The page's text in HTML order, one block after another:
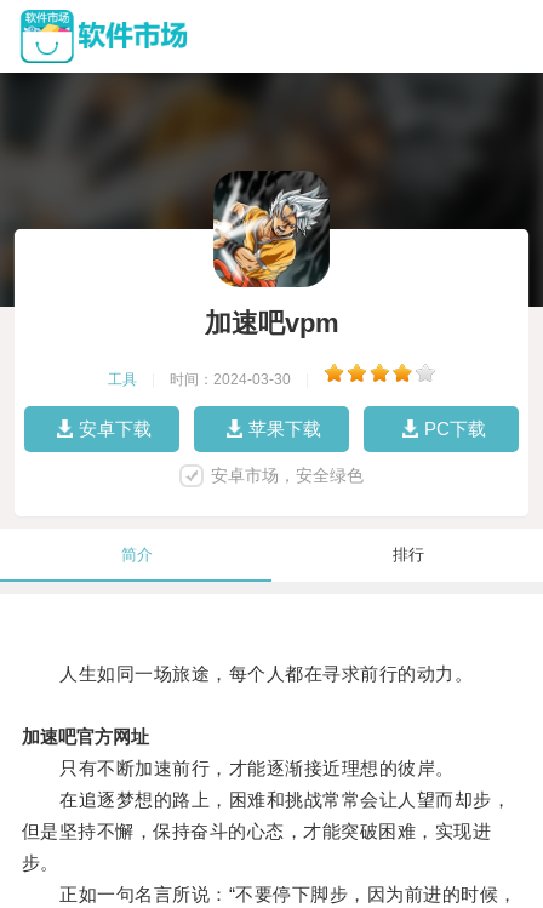
加速吧vpm
工具 时间：2024-03-30
安卓下载 苹果下载 PC下载
安卓市场，安全绿色
简介 排行
人生如同一场旅途，每个人都在寻求前行的动力。
加速吧官方网址
只有不断加速前行，才能逐渐接近理想的彼岸。
在追逐梦想的路上，困难和挑战常常会让人望而却步，
但是坚持不懈，保持奋斗的心态，才能突破困难，实现进
步。
正如一句名言所说：“不要停下脚步，因为前进的时候，